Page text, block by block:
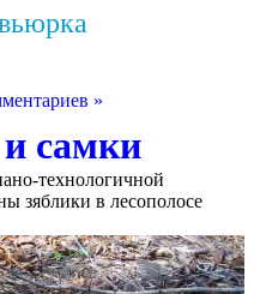
»
самки
технологичной
зяблики в лесополосе